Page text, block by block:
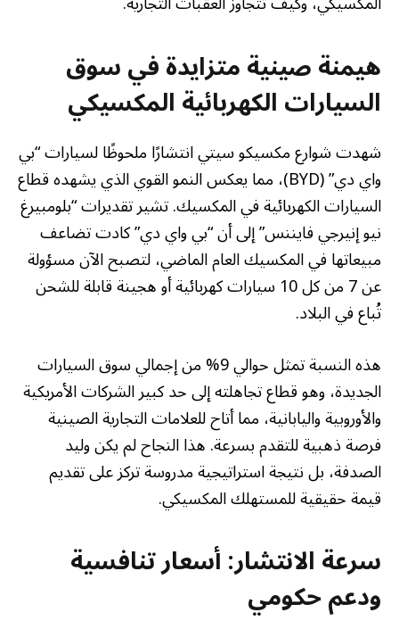
هيمنة صينية متزايدة في سوق
السيارات الكهربائية المكسيكي
شهدت شوارع مكسيكو سيتي انتشارًا ملحوظًا لسيارات “بي
واي دي” (BYD)، مما يعكس النمو القوي الذي يشهده قطاع
السيارات الكهربائية في المكسيك. تشير تقديرات “بلومبيرغ
نيو إنيرجي فايننس” إلى أن “بي واي دي” كادت تضاعف
مبيعاتها في المكسيك العام الماضي، لتصبح الآن مسؤولة
عن 7 من كل 10 سيارات كهربائية أو هجينة قابلة للشحن
تُباع في البلاد.
هذه النسبة تمثل حوالي 9% من إجمالي سوق السيارات
الجديدة، وهو قطاع تجاهلته إلى حد كبير الشركات الأمريكية
والأوروبية واليابانية، مما أتاح للعلامات التجارية الصينية
فرصة ذهبية للتقدم بسرعة. هذا النجاح لم يكن وليد
الصدفة، بل نتيجة استراتيجية مدروسة تركز على تقديم
قيمة حقيقية للمستهلك المكسيكي.
سرعة الانتشار: أسعار تنافسية
ودعم حكومي